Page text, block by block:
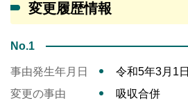
変更履歴情報
No.1
事由発生年月日
令和5年3月1日
変更の事由
吸収合併